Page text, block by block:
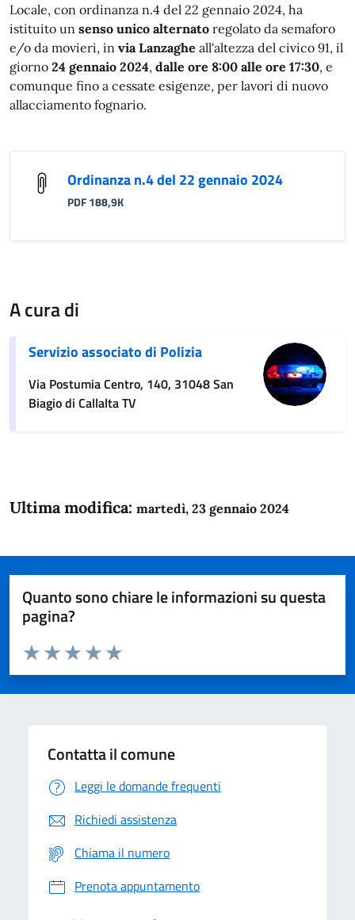
Locale, con ordinanza n.4 del 22 gennaio 2024, ha
istituito un senso unico alternato regolato da semaforo
e/o da movieri, in via Lanzaghe all'altezza del civico 91, il
giorno 24 gennaio 2024, dalle ore 8:00 alle ore 17:30, e
comunque fino a cessate esigenze, per lavori di nuovo
allacciamento fognario.
Ordinanza n.4 del 22 gennaio 2024
PDF 188,9K
A cura di
Servizio associato di Polizia
Via Postumia Centro, 140, 31048 San
Biagio di Callalta TV
Ultima modifica: martedì, 23 gennaio 2024
Quanto sono chiare le informazioni su questa
pagina?
Domanda
Valuta da 1 a 5 stelle la pagina
Valuta 5 stelle su 5
Valuta 4 stelle su 5
Valuta 3 stelle su 5
Valuta 2 stelle su 5
Valuta 1 stelle su 5
Contatta il comune
Leggi le domande frequenti
Richiedi assistenza
Chiama il numero
Prenota appuntamento